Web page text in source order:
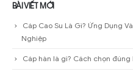
BÀI VIẾT MỚI
Cáp Cao Su Là Gì? Ứng Dụng
Nghiệp
Cáp hàn là gì? Cách chọn